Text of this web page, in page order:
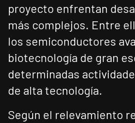
proyecto enfrentan
más complejos. Entre
los semiconductores
biotecnología de gran
determinadas
de alta tecnología.
Según el relevamiento